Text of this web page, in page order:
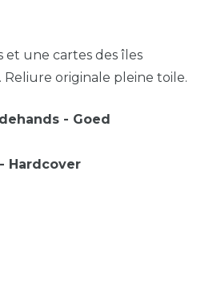
et une cartes des îles
Reliure originale pleine toile.
- Goed
Hardcover